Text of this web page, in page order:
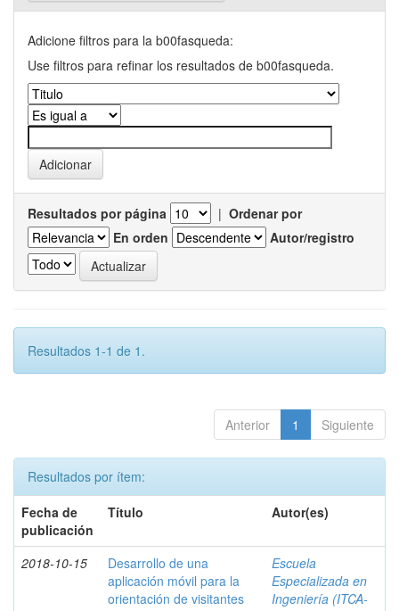
Adicione filtros para la b00fasqueda:
Use filtros para refinar los resultados de b00fasqueda.
Resultados por página | Ordenar por
En orden
Autor/registro
Resultados 1-1 de 1.
Anterior 1 Siguiente
Resultados por ítem:
Fecha de
publicación
Título Autor(es)
2018-10-15
Desarrollo de una
aplicación móvil para la
orientación de visitantes
Escuela
Especializada en
Ingeniería (ITCA-